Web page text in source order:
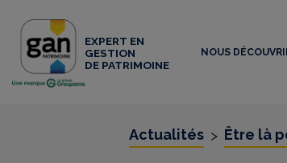
EXPERT EN
GESTION
DE PATRIMOINE
NOUS
Actualités > Être là